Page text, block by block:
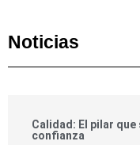
Noticias
Calidad: El pilar
confianza